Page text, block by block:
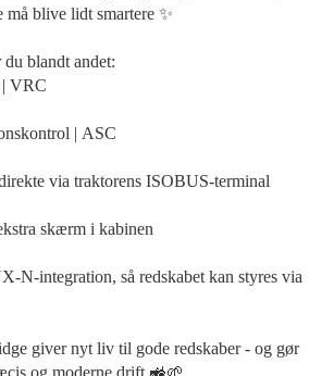
må blive lidt smartere ✨
blandt andet:
VRC
| ASC
via traktorens ISOBUS-terminal
skærm i kabinen
N-integration, så redskabet kan styres via
giver nyt liv til gode redskaber - og gør
og moderne drift 🚜🌱